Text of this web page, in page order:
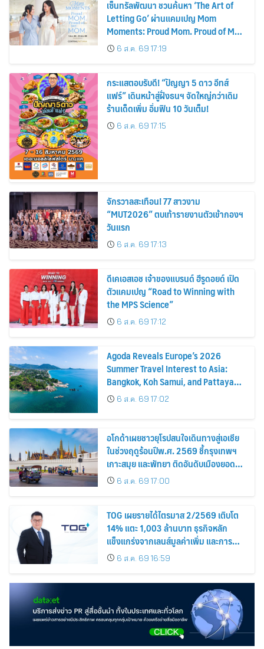
เซ็นทรัลพัฒนา ชวนค้นหา ‘The Art of
Letting Go’ ผ่านแคมเปญ Mom
Moments: Proud Mom. Proud of My
Mom.6 ส.ค. 69 17:19
กระแสตอบรับดี! “ปัญญา 5 ดาว อีทส์
แฟร์” เดินหน้าสู่ฝั่งธนฯ จัดใหญ่กว่าเดิม
ร้านเด็ดเพิ่ม อิ่มฟิน 10 วันเต็ม!
6 ส.ค. 69 17:15
จักรวาลสะเทือน! 77 สาวงาม
“MUT2026” ตบเท้ารายงานตัวเข้ากองฯ
วันแรก
6 ส.ค. 69 17:13
ดีเคเอสเอช เจ้าของแบรนด์ ฮีรูดอยด์ เปิด
ตัวแคมเปญ “Road to Winning with
the MPS Science”
6 ส.ค. 69 17:12
Agoda Reveals Europe’s 2026
Summer Travel Interest to Asia:
Bangkok, Koh Samui, and Pattaya
Among the Top Cities
6 ส.ค. 69 17:02
อโกด้าเผยชาวยุโรปสนใจเดินทางสู่เอเชีย
ในช่วงฤดูร้อนปีพ.ศ. 2569 ชี้กรุงเทพฯ
เกาะสมุย และพัทยา ติดอันดับเมืองยอด
นิยม6 ส.ค. 69 17:00
TOG เผยรายได้ไตรมาส 2/2569 เติบโต
14% แตะ 1,003 ล้านบาท ธุรกิจหลัก
แข็งแกร่งจากเลนส์มูลค่าเพิ่ม และการ
ขยายตลาดต่างประเทศ พร้อมเดินหน้า
ลงทุนเพื่อการเติบโตระยะยาว
6 ส.ค. 69 16:59